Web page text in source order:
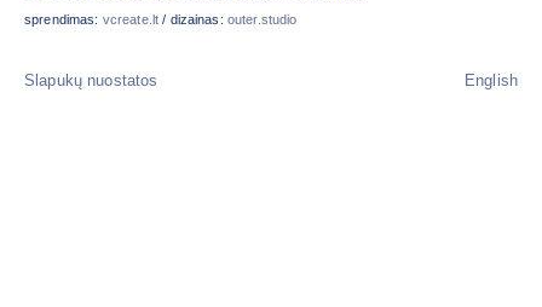
sprendimas: vcreate.lt / dizainas: outer.studio
Slapukų nuostatos English